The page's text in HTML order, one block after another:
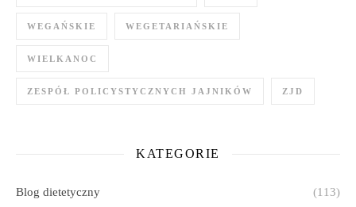
WEGAŃSKIE WEGETARIAŃSKIE
WIELKANOC
ZESPÓŁ POLICYSTYCZNYCH JAJNIKÓW ZJD
KATEGORIE
Blog dietetyczny (113)